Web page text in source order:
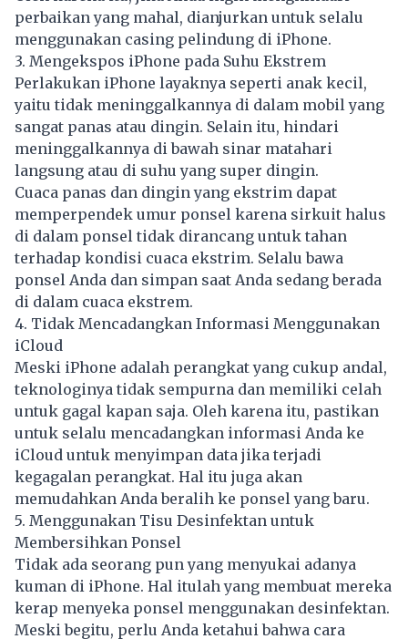
perbaikan yang mahal, dianjurkan untuk selalu
menggunakan casing pelindung di iPhone.
3. Mengekspos iPhone pada Suhu Ekstrem
Perlakukan iPhone layaknya seperti anak kecil,
yaitu tidak meninggalkannya di dalam mobil yang
sangat panas atau dingin. Selain itu, hindari
meninggalkannya di bawah sinar matahari
langsung atau di suhu yang super dingin.
Cuaca panas dan dingin yang ekstrim dapat
memperpendek umur ponsel karena sirkuit halus
di dalam ponsel tidak dirancang untuk tahan
terhadap kondisi cuaca ekstrim. Selalu bawa
ponsel Anda dan simpan saat Anda sedang berada
di dalam cuaca ekstrem.
4. Tidak Mencadangkan Informasi Menggunakan
iCloud
Meski iPhone adalah perangkat yang cukup andal,
teknologinya tidak sempurna dan memiliki celah
untuk gagal kapan saja. Oleh karena itu, pastikan
untuk selalu mencadangkan informasi Anda ke
iCloud untuk menyimpan data jika terjadi
kegagalan perangkat. Hal itu juga akan
memudahkan Anda beralih ke ponsel yang baru.
5. Menggunakan Tisu Desinfektan untuk
Membersihkan Ponsel
Tidak ada seorang pun yang menyukai adanya
kuman di iPhone. Hal itulah yang membuat mereka
kerap menyeka ponsel menggunakan desinfektan.
Meski begitu, perlu Anda ketahui bahwa cara